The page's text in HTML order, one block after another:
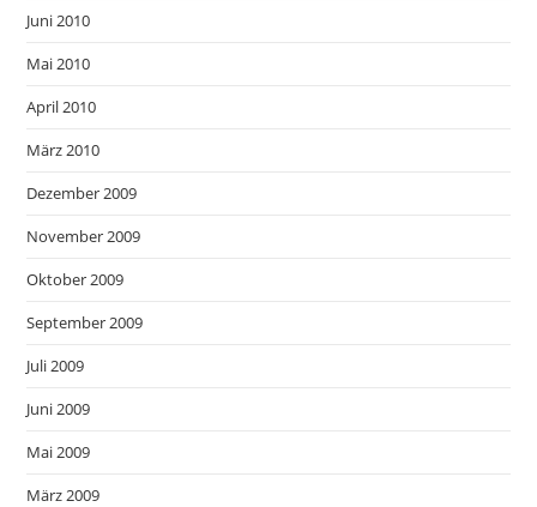
Juni 2010
Mai 2010
April 2010
März 2010
Dezember 2009
November 2009
Oktober 2009
September 2009
Juli 2009
Juni 2009
Mai 2009
März 2009